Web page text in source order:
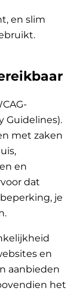
en slim
Guidelines).
met zaken
en
dat
je
en
aanbieden
het